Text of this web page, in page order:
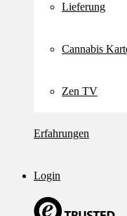
Lieferung
Cannabis
Zen TV
Erfahrungen
Login